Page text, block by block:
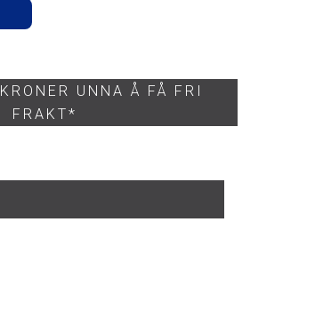
KRONER UNNA Å FÅ FRI
FRAKT*